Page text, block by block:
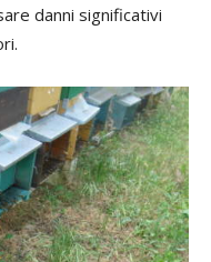
danni significativi